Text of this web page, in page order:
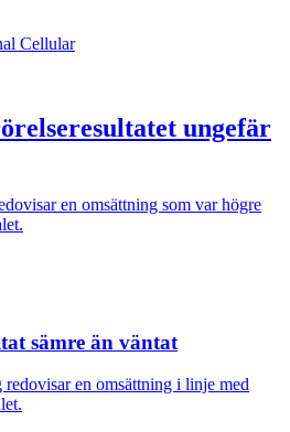
Cellular
ungefär
en omsättning som var högre
sämre än väntat
en omsättning i linje med